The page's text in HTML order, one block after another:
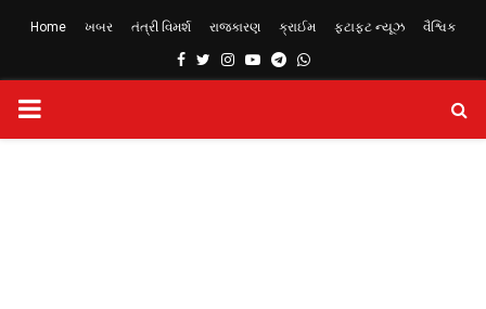
Home ખબર તંત્રી વિમર્શ રાજકારણ ક્રાઈમ ફટાફટ ન્યૂઝ વૈશ્વિક
Facebook
TwitterInstagram
YoutubeTelegram
Whatsapp
PRIMARY